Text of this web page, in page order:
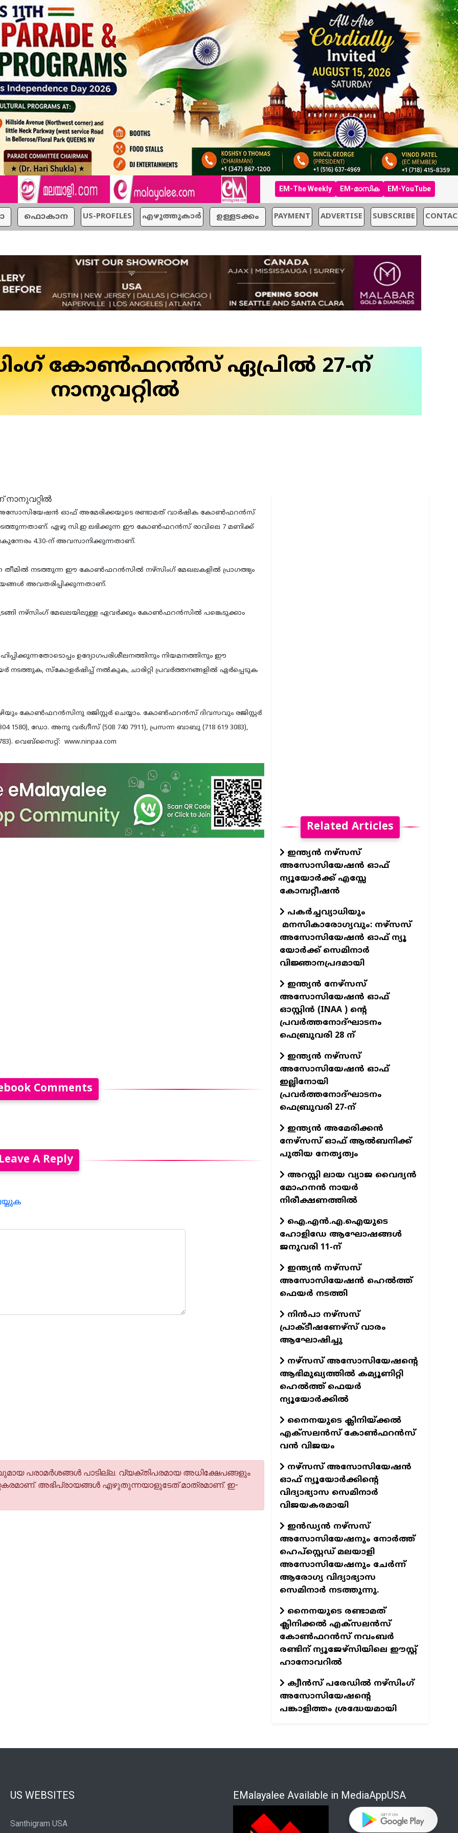
EM-The Weekly EM-മാസിക EM-YouTube
ഫൊകാന US-PROFILES എഴുത്തുകാര്‍ ഉള്ളടക്കം PAYMENT ADVERTISE SUBSCRIBE
കോണ്‍ഫറന്‍സ് ഏപ്രില്‍ 27-ന്
നാനുവറ്റില്‍
അസോസിയേഷന്‍ ഓഫ് അമേരിക്കയുടെ രണ്ടാമത് വാര്‍ഷിക കോണ്‍ഫറന്‍സ്
നടത്തുന്നതാണ്. ഏഴു സി.ഇ ലഭിക്കുന്ന ഈ കോണ്‍ഫറന്‍സ് രാവിലെ 7 മണിക്ക്
4.30-ന് അവസാനിക്കുന്നതാണ്.
തീമില്‍ നടത്തുന്ന ഈ കോണ്‍ഫറന്‍സില്‍ നഴ്‌സിംഗ് മേഖലകളില്‍ പ്രാഗത്ഭ്യം
അവതരിപ്പിക്കുന്നതാണ്.
നഴ്‌സിംഗ് മേഖലയിലുള്ള ഏവര്‍ക്കും കോണ്‍ഫറന്‍സില്‍ പങ്കെടുക്കാം
ഉദ്യോഗപരിശീലനത്തിനും നിയമനത്തിനും ഈ
സ്‌കോളര്‍ഷിപ്പ് നല്‍കുക, ചാരിറ്റി പ്രവര്‍ത്തനങ്ങളില്‍ ഏര്‍പ്പെടുക
കോണ്‍ഫറന്‍സിനു രജിസ്റ്റര്‍ ചെയ്യാം. കോണ്‍ഫറന്‍സ് ദിവസവും രജിസ്റ്റര്‍
ഡോ. അനു വര്‍ഗീസ് (508 740 7911), പ്രസന്ന ബാബു (718 619 3083),
വെബ്‌സൈറ്റ്: www.ninpaa.com
Comments
A Reply
പരാമര്‍ശങ്ങള്‍ പാടില്ല. വ്യക്തിപരമായ അധിക്ഷേപങ്ങളും
അഭിപ്രായങ്ങള്‍ എഴുതുന്നയാളുടേത് മാത്രമാണ്. ഇ-
Related Articles
ഇന്ത്യന്‍ നഴ്‌സസ്
അസോസിയേഷന്‍ ഓഫ്
ന്യൂയോര്‍ക്ക് എസ്സേ
കോമ്പറ്റീഷന്‍
പകർച്ചവ്യാധിയും
മനസികാരോഗ്യവും: നഴ്സസ്
അസോസിയേഷൻ ഓഫ് ന്യൂ
യോർക്ക് സെമിനാർ
വിജ്ഞാനപ്രദമായി
ഇന്ത്യന്‍ നേഴ്സസ്
അസോസിയേഷന്‍ ഓഫ്
ഓസ്റ്റിന്‍ (INAA ) ന്റെ
പ്രവര്‍ത്തനോദ്ഘാടനം
ഫെബ്രുവരി 28 ന്
ഇന്ത്യന്‍ നഴ്‌സസ്
അസോസിയേഷന്‍ ഓഫ്
ഇല്ലിനോയി
പ്രവര്‍ത്തനോദ്ഘാടനം
ഫെബ്രുവരി 27-ന്
ഇന്ത്യന്‍ അമേരിക്കന്‍
നേഴ്‌സസ് ഓഫ് ആല്‍ബനിക്ക്
പുതിയ നേതൃത്വം
അറസ്റ്റി ലായ വ്യാജ വൈദ്യൻ
മോഹനൻ നായർ
നിരീക്ഷണത്തിൽ
ഐ.എന്‍.എ.ഐയുടെ
ഹോളിഡേ ആഘോഷങ്ങള്‍
ജനുവരി 11-ന്
ഇന്ത്യന്‍ നഴ്‌സസ്
അസോസിയേഷന്‍ ഹെല്‍ത്ത്
ഫെയര്‍ നടത്തി
നിന്‍പാ നഴ്‌സസ്
പ്രാക്ടീഷണേഴ്‌സ് വാരം
ആഘോഷിച്ചു
നഴ്‌സസ് അസോസിയേഷന്റെ
ആഭിമുഖ്യത്തില്‍ കമ്യൂണിറ്റി
ഹെല്‍ത്ത് ഫെയര്‍
ന്യൂയോര്‍ക്കില്‍
നൈനയുടെ ക്ലിനിയ്ക്കല്‍
എക്‌സലന്‍സ് കോണ്‍ഫറന്‍സ്
വന്‍ വിജയം
നഴ്‌സസ് അസോസിയേഷന്‍
ഓഫ് ന്യൂയോര്‍ക്കിന്റെ
വിദ്യാഭ്യാസ സെമിനാര്‍
വിജയകരമായി
ഇന്‍ഡ്യന്‍ നഴ്‌സസ്
അസോസിയേഷനും നോര്‍ത്ത്
ഹെപ്‌സ്റ്റെഡ് മലയാളി
അസോസിയേഷനും ചേര്‍ന്ന്
ആരോഗ്യ വിദ്യാഭ്യാസ
സെമിനാര്‍ നടത്തുന്നു.
നൈനയുടെ രണ്ടാമത്
ക്ലിനിക്കല്‍ എക്‌സലന്‍സ്
കോണ്‍ഫറന്‍സ് നവംബര്‍
രണ്ടിന് ന്യൂജേഴ്‌സിയിലെ ഈസ്റ്റ്
ഹാനോവറില്‍
ക്വീന്‍സ് പരേഡില്‍ നഴ്‌സിംഗ്
അസോസിയേഷന്റെ
പങ്കാളിത്തം ശ്രദ്ധേയമായി
US WEBSITES
Santhigram USA
EMalayalee Available in MediaAppUSA